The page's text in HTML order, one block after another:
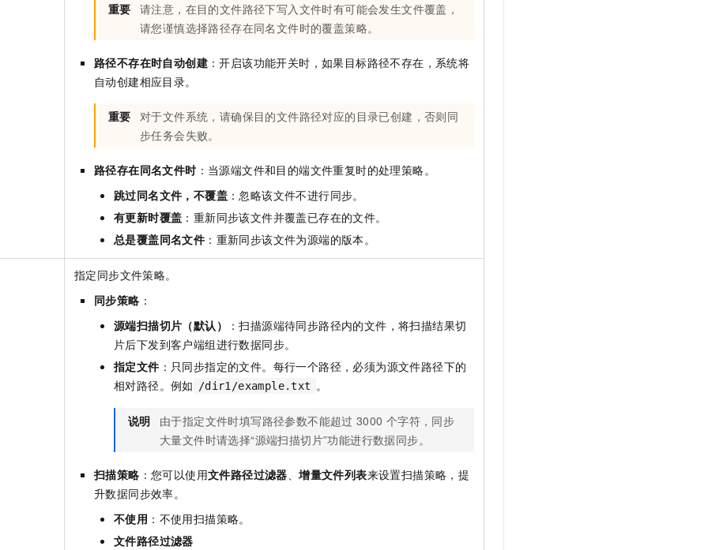
重要 请注意，在目的文件路径下写入文件时有可能会发生文件覆盖，
请您谨慎选择路径存在同名文件时的覆盖策略。
路径不存在时自动创建 ：开启该功能开关时，如果目标路径不存在，系统将
自动创建相应目录。
重要 对于文件系统，请确保目的文件路径对应的目录已创建，否则同
步任务会失败。
路径存在同名文件时 ：当源端文件和目的端文件重复时的处理策略。
跳过同名文件，不覆盖 ：忽略该文件不进行同步。
有更新时覆盖 ：重新同步该文件并覆盖已存在的文件。
总是覆盖同名文件 ：重新同步该文件为源端的版本。
指定同步文件策略。
同步策略 ：
源端扫描切片（默认）
：扫描源端待同步路径内的文件，将扫描结果切
片后下发到客户端组进行数据同步。
指定文件 ：只同步指定的文件。每行一个路径，必须为源文件路径下的
相对路径。例如 /dir1/example.txt 。
说明 由于指定文件时填写路径参数不能超过 3000 个字符，同步
大量文件时请选择“源端扫描切片”功能进行数据同步。
扫描策略 ：您可以使用文件路径过滤器、增量文件列表来设置扫描策略，提
升数据同步效率。
不使用 ：不使用扫描策略。
文件路径过滤器